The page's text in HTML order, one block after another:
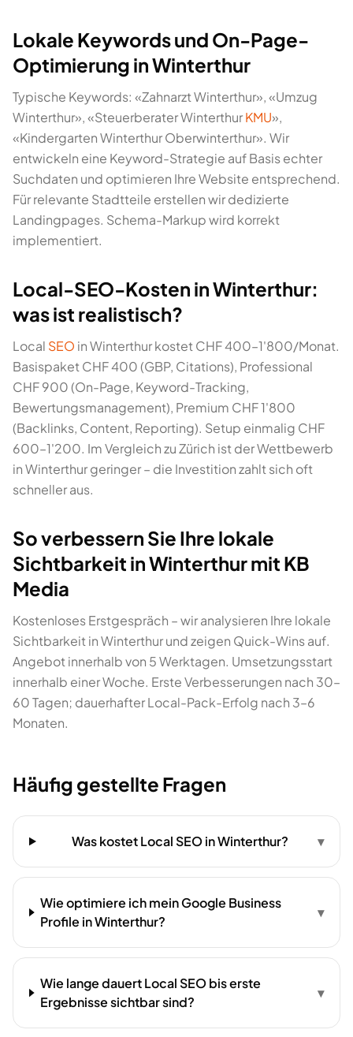
Lokale Keywords und On-Page-
Optimierung in Winterthur
Typische Keywords: «Zahnarzt Winterthur», «Umzug
Winterthur», «Steuerberater WinterthurKMU»,
«Kindergarten Winterthur Oberwinterthur». Wir
entwickeln eine Keyword-Strategie auf Basis echter
Suchdaten und optimieren Ihre Website entsprechend.
Für relevante Stadtteile erstellen wir dedizierte
Landingpages. Schema-Markup wird korrekt
implementiert.
Local-SEO-Kosten in Winterthur:
was ist realistisch?
Local SEO in Winterthur kostet CHF 400–1'800/Monat.
Basispaket CHF 400 (GBP, Citations), Professional
CHF 900 (On-Page, Keyword-Tracking,
Bewertungsmanagement), Premium CHF 1'800
(Backlinks, Content, Reporting). Setup einmalig CHF
600–1'200. Im Vergleich zu Zürich ist der Wettbewerb
in Winterthur geringer – die Investition zahlt sich oft
schneller aus.
So verbessern Sie Ihre lokale
Sichtbarkeit in Winterthur mit KB
Media
Kostenloses Erstgespräch – wir analysieren Ihre lokale
Sichtbarkeit in Winterthur und zeigen Quick-Wins auf.
Angebot innerhalb von 5 Werktagen. Umsetzungsstart
innerhalb einer Woche. Erste Verbesserungen nach 30–
60 Tagen; dauerhafter Local-Pack-Erfolg nach 3–6
Monaten.
Häufig gestellte Fragen
Was kostet Local SEO in Winterthur? ▾
Wie optimiere ich mein Google Business
Profile in Winterthur?
▾
Wie lange dauert Local SEO bis erste
Ergebnisse sichtbar sind?
▾